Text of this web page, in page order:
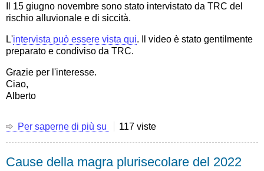
di
previsioni
da
modelli
Il 15 giugno novembre sono stato intervistato da TRC del
rischio alluvionale e di siccità.
L'intervista può essere vista qui. Il video è stato gentilmente
preparato e condiviso da TRC.
Grazie per l'interesse.
Ciao,
Alberto
Per saperne di più su
My
Italian)
117 viste
Cause della magra plurisecolare del 2022